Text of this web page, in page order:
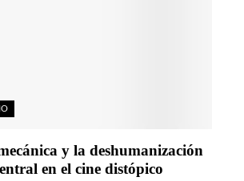
y la deshumanización
en el cine distópico